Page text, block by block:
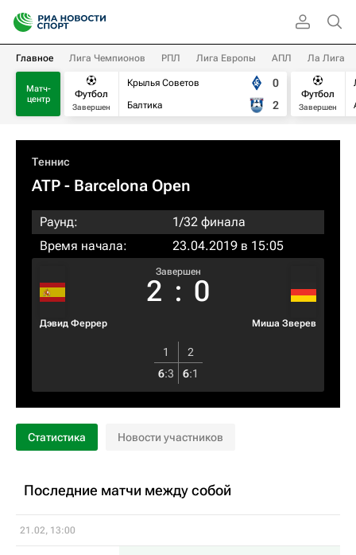
Главное Лига Чемпионов РПЛ Лига Европы АПЛ Ла Лига
Матч-
центр
Футбол
Завершен
Крылья Советов
Балтика
0
2
Футбол
Завершен
Теннис
ATP - Barcelona Open
Раунд:
1/32 финала
Время начала:
23.04.2019 в 15:05
Дэвид Феррер
Завершен
2 : 0
Миша Зверев
1
2
6:3 6:1
Статистика Новости участников
Последние матчи между собой
21.02, 13:00